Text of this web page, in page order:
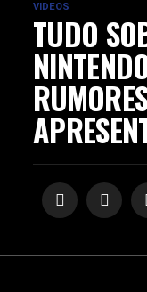
VIDEOS
TUDO